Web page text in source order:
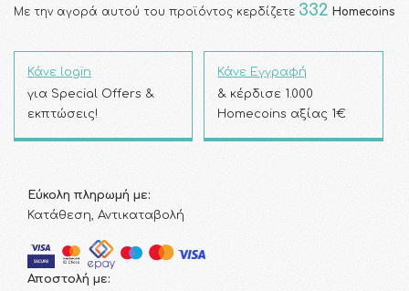
Με την αγορά αυτού του προϊόντος κερδίζετε 332 Homecoins
Κάνε login
για Special Offers &
εκπτώσεις!
Κάνε Εγγραφή
& κέρδισε 1.000
Homecoins αξίας 1€
Εύκολη πληρωμή με:
Κατάθεση, Αντικαταβολή
Αποστολή με: